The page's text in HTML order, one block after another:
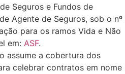
Seguros e Fundos de
Agente de Seguros, sob o nº
para os ramos Vida e Não
em: ASF.
assume a cobertura dos
celebrar contratos em nome